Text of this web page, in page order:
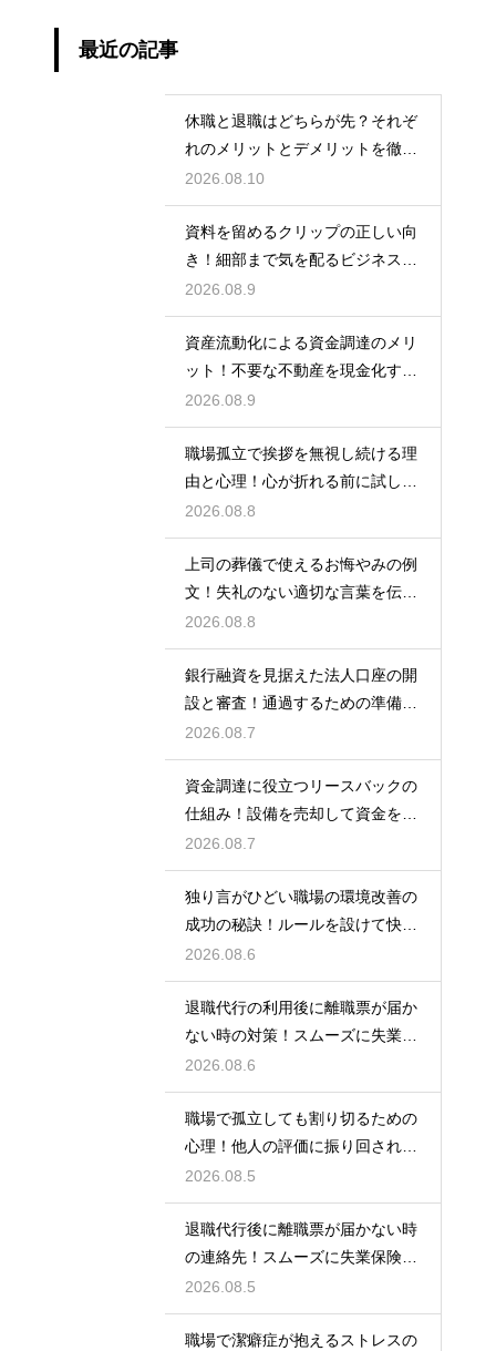
最近の記事
休職と退職はどちらが先？それぞ
れのメリットとデメリットを徹底
解説
2026.08.10
資料を留めるクリップの正しい向
き！細部まで気を配るビジネスマ
ナーの基本
2026.08.9
資産流動化による資金調達のメリ
ット！不要な不動産を現金化する
仕組み
2026.08.9
職場孤立で挨拶を無視し続ける理
由と心理！心が折れる前に試した
い関係改善策
2026.08.8
上司の葬儀で使えるお悔やみの例
文！失礼のない適切な言葉を伝え
る例文
2026.08.8
銀行融資を見据えた法人口座の開
設と審査！通過するための準備と
ポイント
2026.08.7
資金調達に役立つリースバックの
仕組み！設備を売却して資金を得
る方法
2026.08.7
独り言がひどい職場の環境改善の
成功の秘訣！ルールを設けて快適
な空間を作る
2026.08.6
退職代行の利用後に離職票が届か
ない時の対策！スムーズに失業保
険をもらう
2026.08.6
職場で孤立しても割り切るための
心理！他人の評価に振り回されな
いための術
2026.08.5
退職代行後に離職票が届かない時
の連絡先！スムーズに失業保険を
もらう術
2026.08.5
職場で潔癖症が抱えるストレスの